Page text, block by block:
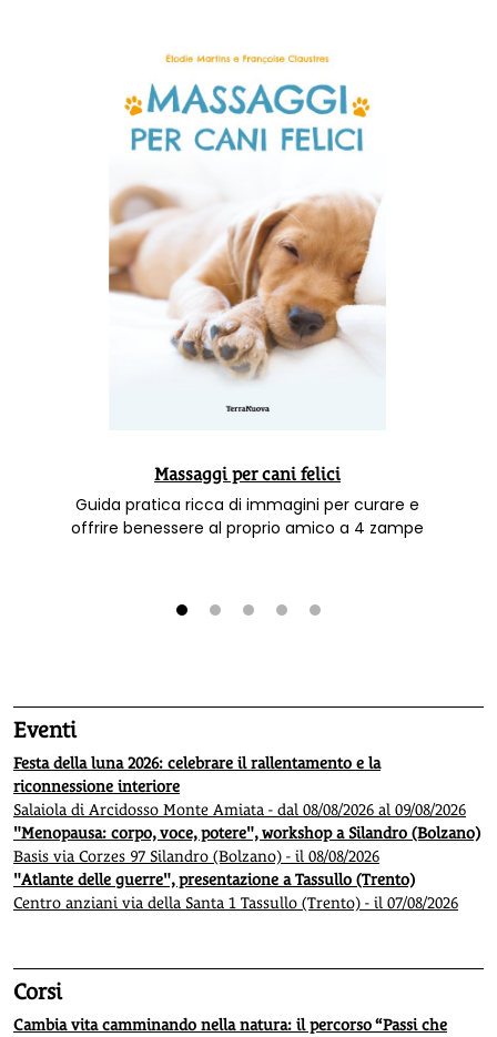
Massaggi per cani felici
Guida pratica ricca di immagini per curare e
offrire benessere al proprio amico a 4 zampe
Eventi
Festa della luna 2026: celebrare il rallentamento e la
riconnessione interiore
Salaiola di Arcidosso Monte Amiata - dal 08/08/2026 al 09/08/2026
"Menopausa: corpo, voce, potere", workshop a Silandro (Bolzano)
Basis via Corzes 97 Silandro (Bolzano) - il 08/08/2026
"Atlante delle guerre", presentazione a Tassullo (Trento)
Centro anziani via della Santa 1 Tassullo (Trento) - il 07/08/2026
Corsi
Cambia vita camminando nella natura: il percorso “Passi che